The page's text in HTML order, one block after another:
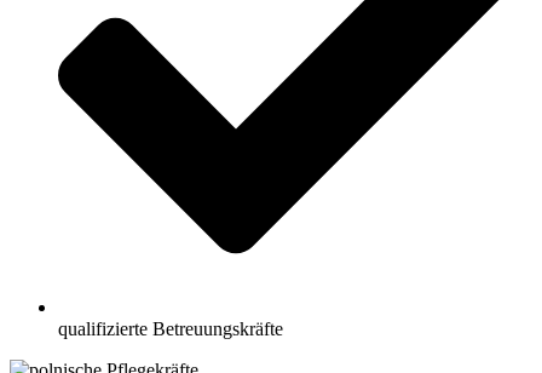
qualifizierte Betreuungskräfte